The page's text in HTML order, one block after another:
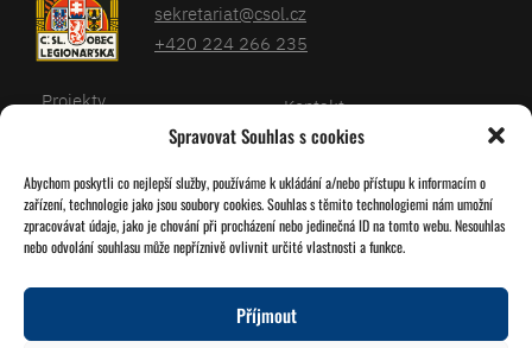
Spravovat Souhlas s cookies
Abychom poskytli co nejlepší služby, používáme k ukládání a/nebo přístupu k informacím o
zařízení, technologie jako jsou soubory cookies. Souhlas s těmito technologiemi nám umožní
zpracovávat údaje, jako je chování při procházení nebo jedinečná ID na tomto webu. Nesouhlas
nebo odvolání souhlasu může nepříznivě ovlivnit určité vlastnosti a funkce.
Příjmout
sekretariat@csol.cz
+420 224 266 235
Sledujte nás!
Projekty
Kalendář
O nás
Kontakt
Databáze legionářů
Pro členy
Zásady cookies